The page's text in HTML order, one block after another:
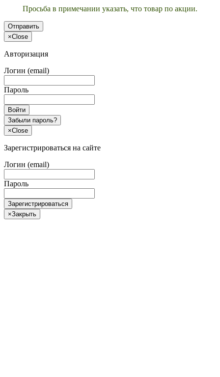
Просьба в примечании указать, что товар по акции.
Отправить
×Close
Авторизация
Логин (email)
Пароль
Войти
Забыли пароль?
×Close
Зарегистрироваться на сайте
Логин (email)
Пароль
Зарегистрироваться
×Закрыть